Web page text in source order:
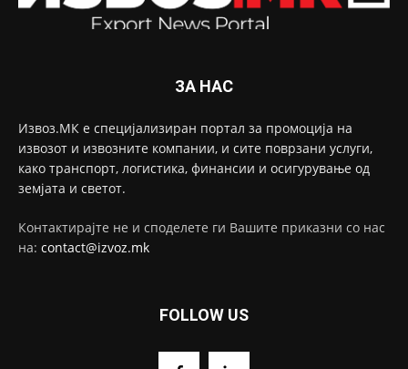
ЗА НАС
Извоз.МК е специјализиран портал за промоција на
извозот и извозните компании, и сите поврзани услуги,
како транспорт, логистика, финансии и осигурување од
земјата и светот.
Контактирајте не и споделете ги Вашите приказни со нас
на: contact@izvoz.mk
FOLLOW US